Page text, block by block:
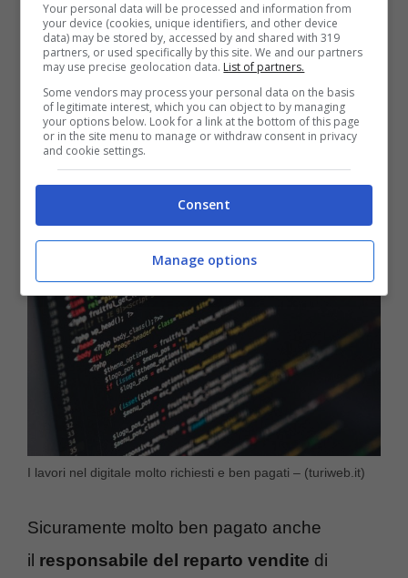
proprietari del sito web. Lo sviluppatore web
è molto richiesto tanto dalle piccole aziende,
quanto dalle grandi imprese di e-commerce
fino ad arrivare alle Pubbliche
Amministrazioni.
I lavori nel digitale molto richiesti e ben pagati – (turiweb.it)
Sicuramente molto ben pagato anche
il responsabile del reparto vendite di
Your personal data will be processed and information from
your device (cookies, unique identifiers, and other device
data) may be stored by, accessed by and shared with 319
partners, or used specifically by this site. We and our partners
may use precise geolocation data. List of partners.
Some vendors may process your personal data on the basis
of legitimate interest, which you can object to by managing
your options below. Look for a link at the bottom of this page
or in the site menu to manage or withdraw consent in privacy
and cookie settings.
Consent
Manage options